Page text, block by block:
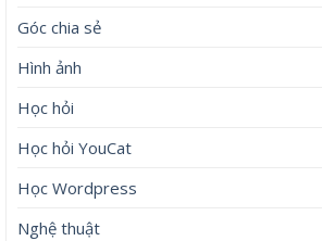
Góc chia sẻ
Hình ảnh
Học hỏi
Học hỏi YouCat
Học Wordpress
Nghệ thuật